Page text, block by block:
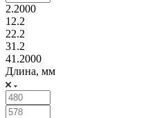
2.2000
12.2
22.2
31.2
41.2000
Длина, мм